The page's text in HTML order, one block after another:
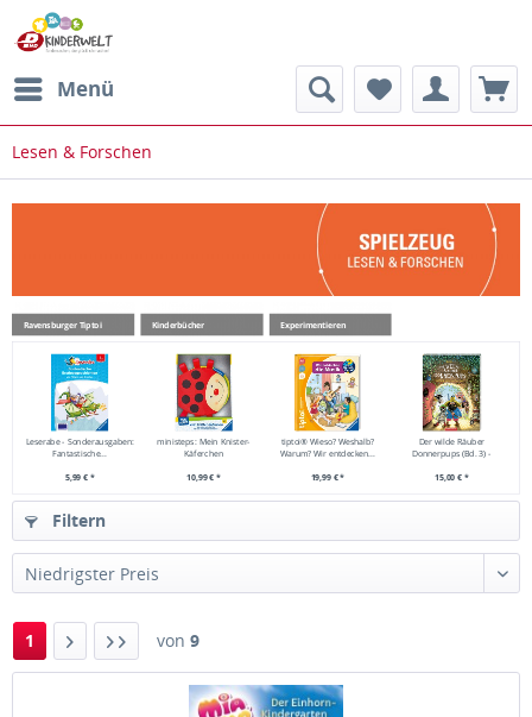
Menü
Lesen & Forschen
Ravensburger Tiptoi Kinderbücher Experimentieren
Leserabe - Sonderausgaben:
Fantastische...
5,99 € *
ministeps: Mein Knister-
Käferchen
10,99 € *
tiptoi® Wieso? Weshalb?
Warum? Wir entdecken...
19,99 € *
Der wilde Räuber
Donnerpups (Bd. 3) -
15,00 € *
Filtern
1 von 9